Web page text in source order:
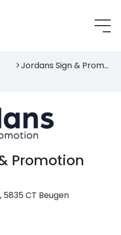
Jordans Sign & Promotion B.V.
Promotion
CT Beugen